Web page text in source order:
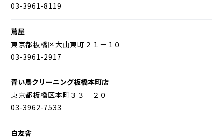
03-3961-8119
蔦屋
東京都板橋区大山東町２１－１０
03-3961-2917
青い鳥クリーニング板橋本町店
東京都板橋区本町３３－２０
03-3962-7533
白友舎